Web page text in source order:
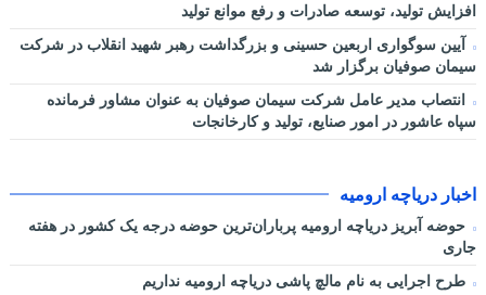
افزایش تولید، توسعه صادرات و رفع موانع تولید
آیین سوگواری اربعین حسینی و بزرگداشت رهبر شهید انقلاب در شرکت
سیمان صوفیان برگزار شد
انتصاب مدیر عامل شرکت سیمان صوفیان به عنوان مشاور فرمانده
سپاه عاشور در امور صنایع، تولید و کارخانجات
اخبار دریاچه ارومیه
حوضه آبریز دریاچه ارومیه پرباران‌ترین حوضه‌ درجه یک کشور در هفته
جاری
طرح اجرایی به نام مالچ پاشی دریاچه ارومیه نداریم